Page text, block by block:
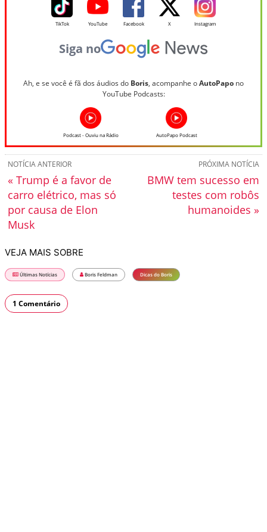
TikTok YouTube Facebook X Instagram
Siga no
Ah, e se você é fã dos áudios do Boris, acompanhe oAutoPapo no
YouTube Podcasts:
Podcast - Ouviu na Rádio AutoPapo Podcast
PRÓXIMA NOTÍCIA
BMW tem sucesso em
testes com robôs
humanoides »
NOTÍCIA ANTERIOR
« Trump é a favor de
carro elétrico, mas só
por causa de Elon
Musk
VEJA MAIS SOBRE
Últimas Notícias Boris Feldman Dicas do Boris
1 Comentário